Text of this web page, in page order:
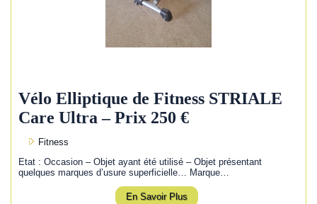
Vélo Elliptique de Fitness STRIALE
Care Ultra – Prix 250 €
Fitness
Etat : Occasion – Objet ayant été utilisé – Objet présentant
quelques marques d’usure superficielle… Marque…
En Savoir Plus